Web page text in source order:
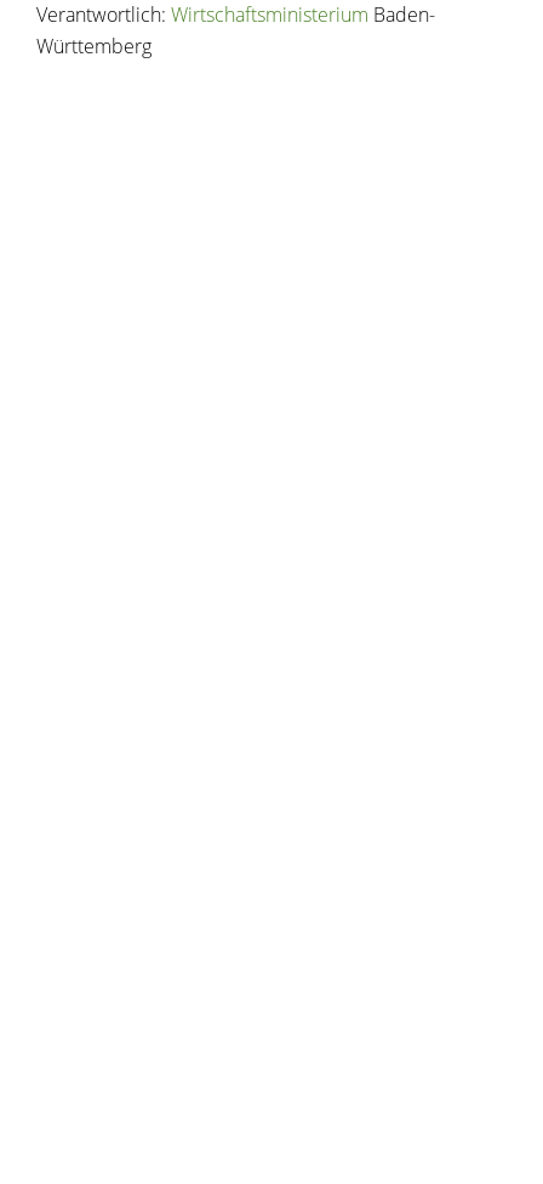
Verantwortlich: Wirtschaftsministerium Baden-
Württemberg